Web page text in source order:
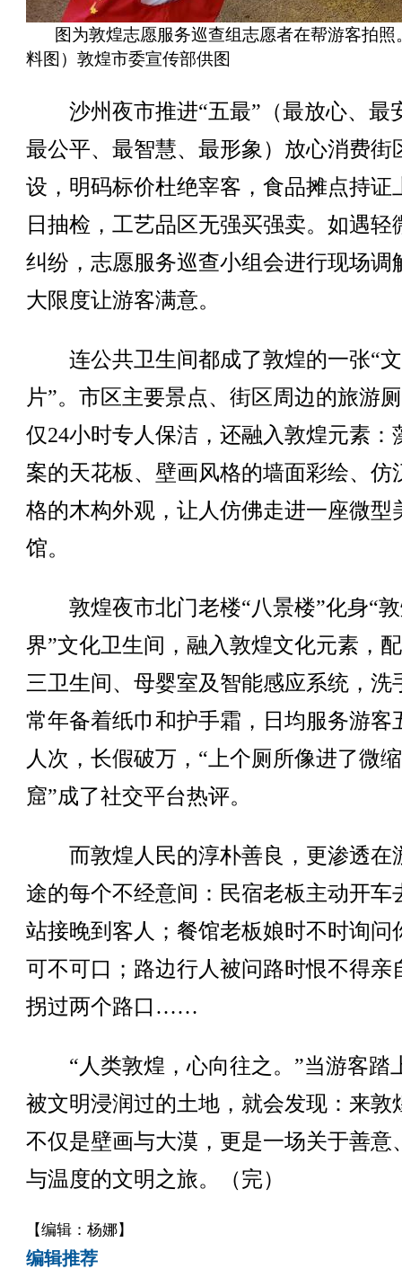
图为敦煌志愿服务巡查组志愿者在帮游客拍照
料图）敦煌市委宣传部供图
沙州夜市推进“五最”（最放心、最
最公平、最智慧、最形象）放心消费街
设，明码标价杜绝宰客，食品摊点持证
日抽检，工艺品区无强买强卖。如遇轻
纠纷，志愿服务巡查小组会进行现场调
大限度让游客满意。
连公共卫生间都成了敦煌的一张“
片”。市区主要景点、街区周边的旅游
仅24小时专人保洁，还融入敦煌元素：
案的天花板、壁画风格的墙面彩绘、仿
格的木构外观，让人仿佛走进一座微型
馆。
敦煌夜市北门老楼“八景楼”化身“
界”文化卫生间，融入敦煌文化元素，
三卫生间、母婴室及智能感应系统，洗
常年备着纸巾和护手霜，日均服务游客
人次，长假破万，“上个厕所像进了微
窟”成了社交平台热评。
而敦煌人民的淳朴善良，更渗透在
途的每个不经意间：民宿老板主动开车
站接晚到客人；餐馆老板娘时不时询问
可不可口；路边行人被问路时恨不得亲
拐过两个路口……
“人类敦煌，心向往之。”当游客踏
被文明浸润过的土地，就会发现：来敦
不仅是壁画与大漠，更是一场关于善意
与温度的文明之旅。（完）
【编辑：杨娜】
编辑推荐